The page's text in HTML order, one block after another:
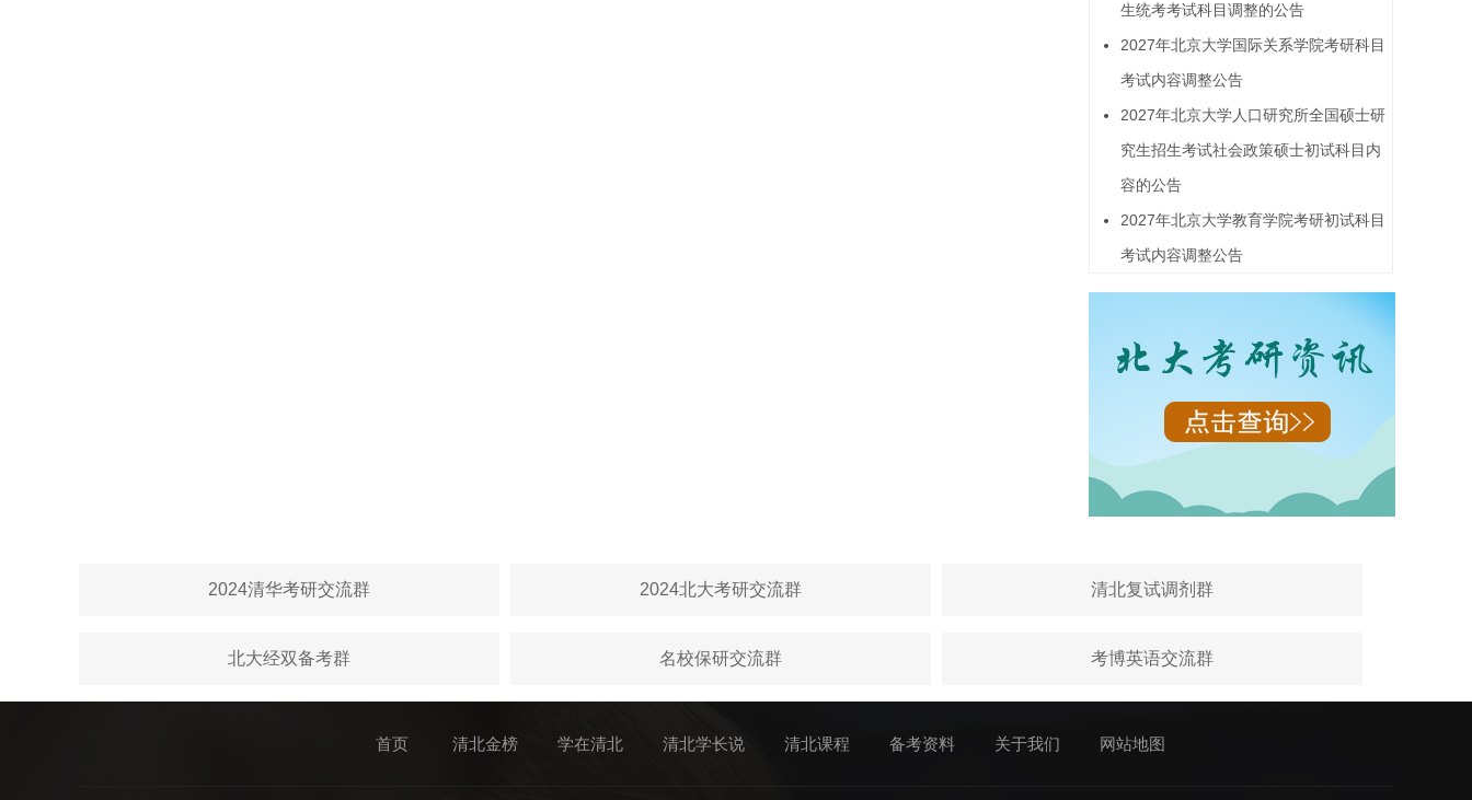
生统考考试科目调整的公告
2027年北京大学国际关系学院考研科目
考试内容调整公告
2027年北京大学人口研究所全国硕士研
究生招生考试社会政策硕士初试科目内
容的公告
2027年北京大学教育学院考研初试科目
考试内容调整公告
2024清华考研交流群 2024北大考研交流群 清北复试调剂群
北大经双备考群 名校保研交流群 考博英语交流群
首页 清北金榜 学在清北 清北学长说 清北课程 备考资料 关于我们 网站地图